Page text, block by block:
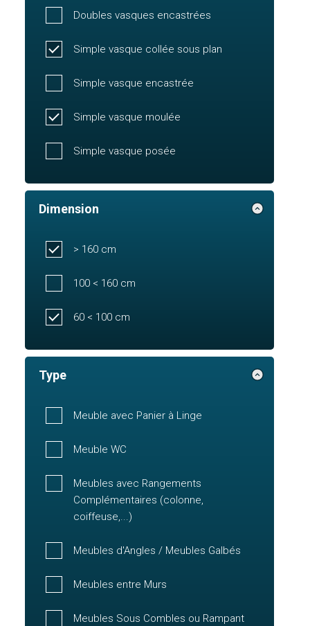
Doubles vasques encastrées
Simple vasque collée sous plan
Simple vasque encastrée
Simple vasque moulée
Simple vasque posée
Dimension
> 160 cm
100 < 160 cm
60 < 100 cm
Type
Meuble avec Panier à Linge
Meuble WC
Meubles avec Rangements
Complémentaires (colonne,
coiffeuse,...)
Meubles d'Angles / Meubles Galbés
Meubles entre Murs
Meubles Sous Combles ou Rampant